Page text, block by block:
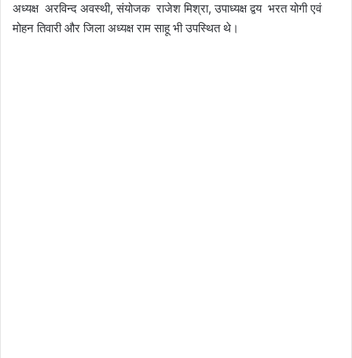
अध्यक्ष अरविन्द अवस्थी, संयोजक राजेश मिश्रा, उपाध्यक्ष द्वय भरत योगी एवं
मोहन तिवारी और जिला अध्यक्ष राम साहू भी उपस्थित थे।